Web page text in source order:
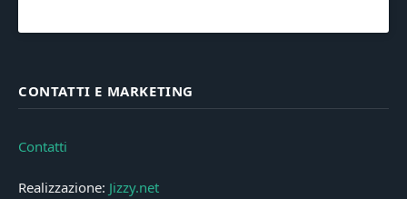
CONTATTI E MARKETING
Contatti
Realizzazione: Jizzy.net